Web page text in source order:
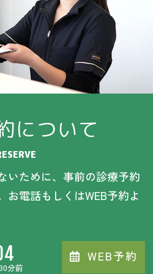
について
いために、事前の診療予約
お電話もしくはWEB予約よ
分前
WEB予約